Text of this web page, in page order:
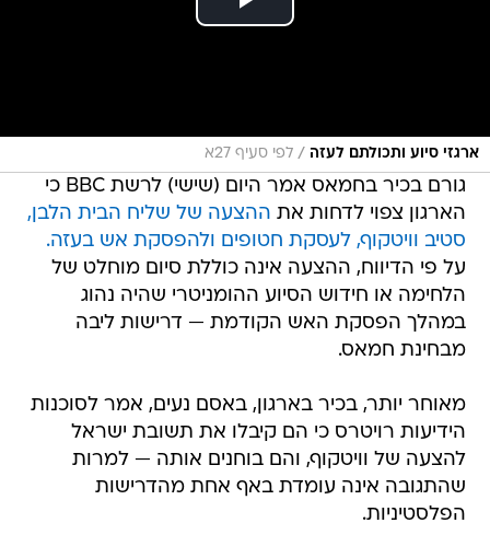
ארגזי סיוע ותכולתם לעזה / לפי סעיף 27א
גורם בכיר בחמאס אמר היום (שישי) לרשת BBC כי
הארגון צפוי לדחות את ההצעה של שליח הבית הלבן,
סטיב וויטקוף, לעסקת חטופים ולהפסקת אש בעזה.
על פי הדיווח, ההצעה אינה כוללת סיום מוחלט של
הלחימה או חידוש הסיוע ההומניטרי שהיה נהוג
במהלך הפסקת האש הקודמת — דרישות ליבה
מבחינת חמאס.
מאוחר יותר, בכיר בארגון, באסם נעים, אמר לסוכנות
הידיעות רויטרס כי הם קיבלו את תשובת ישראל
להצעה של וויטקוף, והם בוחנים אותה — למרות
שהתגובה אינה עומדת באף אחת מהדרישות
הפלסטיניות.